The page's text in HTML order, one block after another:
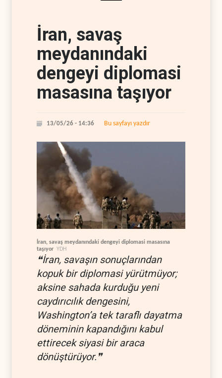
İran, savaş
meydanındaki
dengeyi diplomasi
masasına taşıyor
13/05/26 - 14:36 Bu sayfayı yazdır
İran, savaş meydanındaki dengeyi diplomasi masasına
taşıyor YDH
❝İran, savaşın sonuçlarından
kopuk bir diplomasi yürütmüyor;
aksine sahada kurduğu yeni
caydırıcılık dengesini,
Washington’a tek taraflı dayatma
döneminin kapandığını kabul
ettirecek siyasi bir araca
dönüştürüyor.❞